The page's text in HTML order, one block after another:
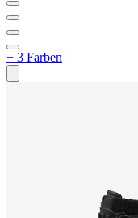
+ 3 Farben